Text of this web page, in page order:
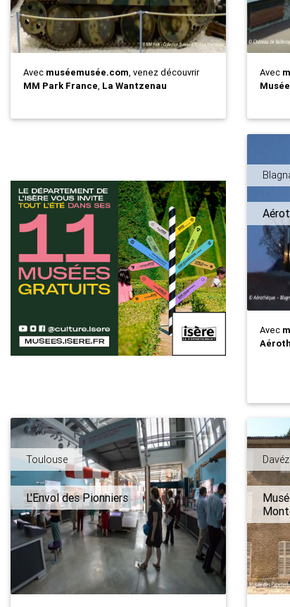
Avec muséemusée.com, venez découvrir
MM Park France, La Wantzenau
Avec
Avec
Toulouse
L'Envol des Pionniers